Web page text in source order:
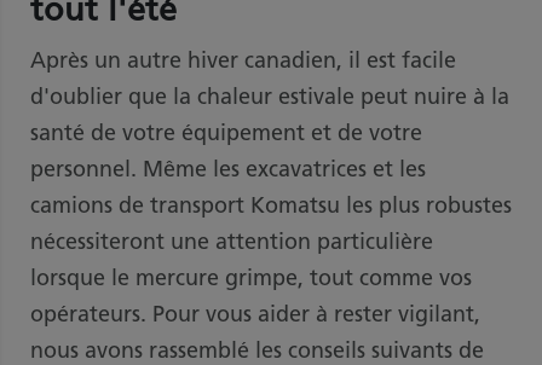
tout l'été
Après un autre hiver canadien, il est facile
d'oublier que la chaleur estivale peut nuire à la
santé de votre équipement et de votre
personnel. Même les excavatrices et les
camions de transport Komatsu les plus robustes
nécessiteront une attention particulière
lorsque le mercure grimpe, tout comme vos
opérateurs. Pour vous aider à rester vigilant,
nous avons rassemblé les conseils suivants de